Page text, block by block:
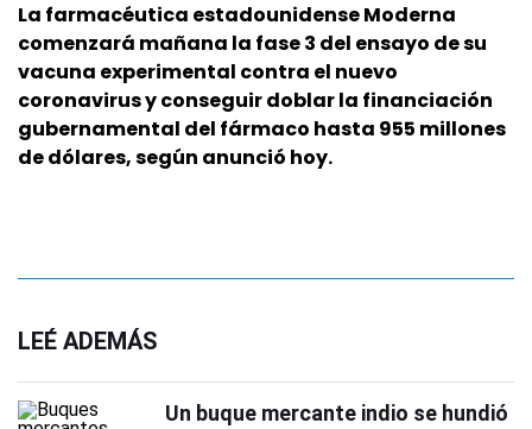
La farmacéutica estadounidense Moderna
comenzará mañana la fase 3 del ensayo de su
vacuna experimental contra el nuevo
coronavirus y conseguir doblar la financiación
gubernamental del fármaco hasta 955 millones
de dólares, según anunció hoy.
LEÉ ADEMÁS
Un buque mercante indio se hundió